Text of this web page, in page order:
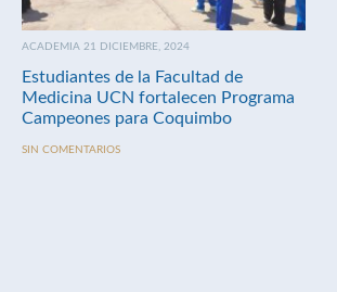
ACADEMIA 21 DICIEMBRE, 2024
Estudiantes de la Facultad de
Medicina UCN fortalecen Programa
Campeones para Coquimbo
SIN COMENTARIOS